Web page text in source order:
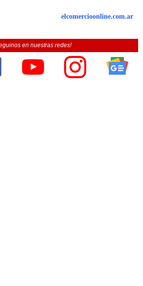
elcomercioonline.com.ar
en nuestras redes!